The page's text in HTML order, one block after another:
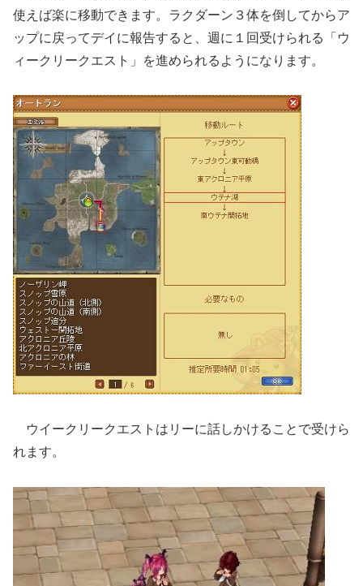
使えば楽に移動できます。ラクダーン３体を倒してからア
ップに戻ってデイに報告すると、週に１回受けられる「ウ
ィークリークエスト」を進められるようになります。
ウイークリークエストはリーに話しかけることで受けら
れます。